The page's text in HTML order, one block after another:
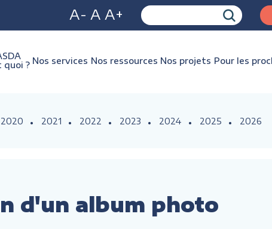
A- A A+
quoi ? Nos services Nos ressources Nos projets Pour les
2020 2021 2022 2023 2024 2025 2026
d'un album photo